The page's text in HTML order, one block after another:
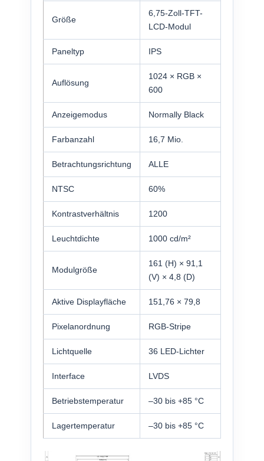
Größe
6,75-Zoll-TFT-
LCD-Modul
Paneltyp IPS
Auflösung
1024 × RGB ×
600
Anzeigemodus Normally Black
Farbanzahl 16,7 Mio.
Betrachtungsrichtung ALLE
NTSC 60%
Kontrastverhältnis 1200
Leuchtdichte 1000 cd/m²
Modulgröße
161 (H) × 91,1
(V) × 4,8 (D)
Aktive Displayfläche 151,76 × 79,8
Pixelanordnung RGB-Stripe
Lichtquelle 36 LED-Lichter
Interface LVDS
Betriebstemperatur –30 bis +85 °C
Lagertemperatur –30 bis +85 °C